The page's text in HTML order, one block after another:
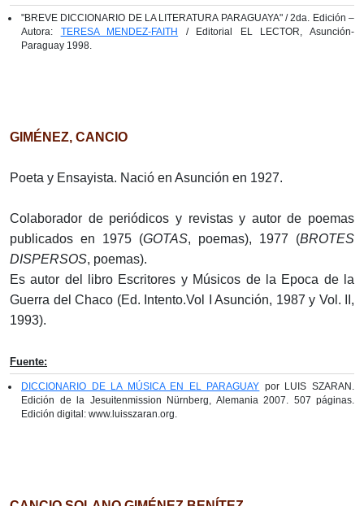
"BREVE DICCIONARIO DE LA LITERATURA PARAGUAYA" / 2da. Edición –
Autora: TERESA MENDEZ-FAITH
/ Editorial EL LECTOR, Asunción-
Paraguay 1998.
GIMÉNEZ, CANCIO
Poeta y Ensayista. Nació en Asunción en 1927.
Colaborador de periódicos y revistas y autor de poemas
publicados en 1975 (GOTAS, poemas), 1977 (BROTES
DISPERSOS, poemas).
Es autor del libro Escritores y Músicos de la Epoca de la
Guerra del Chaco (Ed. Intento.Vol I Asunción, 1987 y Vol. II,
1993).
Fuente:
DICCIONARIO DE LA MÚSICA EN EL PARAGUAY por LUIS SZARAN.
Edición de la Jesuitenmission Nürnberg, Alemania 2007. 507 páginas.
Edición digital: www.luisszaran.org.